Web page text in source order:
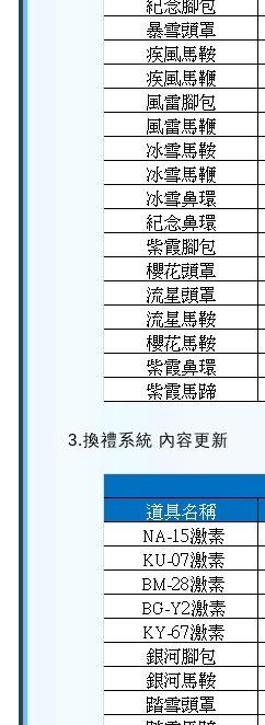
3.換禮系統 內容更新